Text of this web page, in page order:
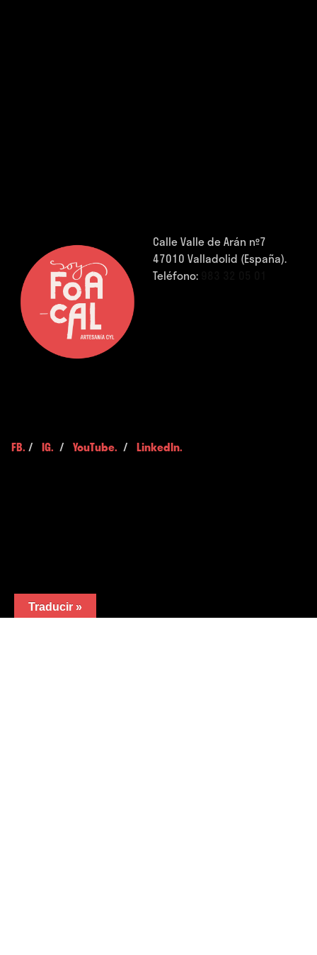
Calle Valle de Arán nº7
47010 Valladolid (España).
Teléfono:
FB. / IG. / YouTube. / LinkedIn.
Traducir »